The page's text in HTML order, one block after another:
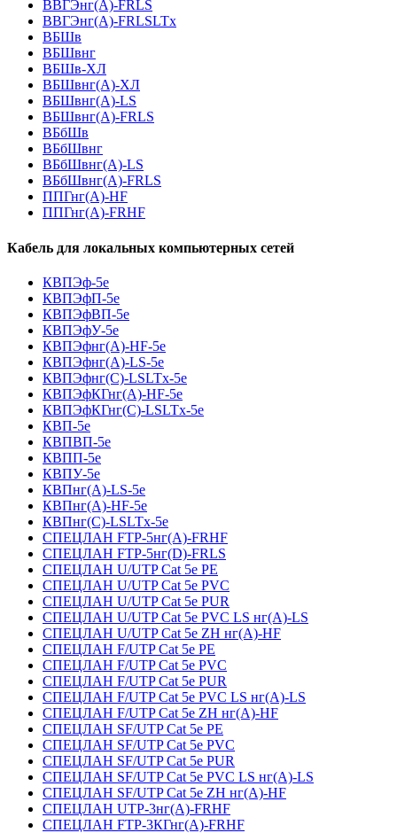
ВВГЭнг(А)-FRLS
ВВГЭнг(А)-FRLSLTx
ВБШв
ВБШвнг
ВБШв-ХЛ
ВБШвнг(A)-ХЛ
ВБШвнг(A)-LS
ВБШвнг(A)-FRLS
ВБбШв
ВБбШвнг
ВБбШвнг(A)-LS
ВБбШвнг(A)-FRLS
ППГнг(А)-HF
ППГнг(А)-FRHF
Кабель для локальных компьютерных сетей
КВПЭф-5е
КВПЭфП-5е
КВПЭфВП-5е
КВПЭфУ-5е
КВПЭфнг(А)-HF-5е
КВПЭфнг(А)-LS-5е
КВПЭфнг(С)-LSLTx-5е
КВПЭфКГнг(А)-HF-5е
КВПЭфКГнг(С)-LSLTx-5е
КВП-5е
КВПВП-5е
КВПП-5е
КВПУ-5е
КВПнг(А)-LS-5е
КВПнг(А)-HF-5е
КВПнг(С)-LSLTx-5е
СПЕЦЛАН FTP-5нг(А)-FRHF
СПЕЦЛАН FTP-5нг(D)-FRLS
СПЕЦЛАН U/UTP Cat 5e PE
СПЕЦЛАН U/UTP Cat 5e PVC
СПЕЦЛАН U/UTP Cat 5e PUR
СПЕЦЛАН U/UTP Cat 5e PVC LS нг(А)-LS
СПЕЦЛАН U/UTP Cat 5e ZH нг(А)-HF
СПЕЦЛАН F/UTP Cat 5e PE
СПЕЦЛАН F/UTP Cat 5e PVC
СПЕЦЛАН F/UTP Cat 5e PUR
СПЕЦЛАН F/UTP Cat 5e PVC LS нг(А)-LS
СПЕЦЛАН F/UTP Cat 5e ZH нг(А)-HF
СПЕЦЛАН SF/UTP Cat 5e PE
СПЕЦЛАН SF/UTP Cat 5e PVC
СПЕЦЛАН SF/UTP Cat 5e PUR
СПЕЦЛАН SF/UTP Cat 5e PVC LS нг(А)-LS
СПЕЦЛАН SF/UTP Cat 5e ZH нг(А)-HF
СПЕЦЛАН UTP-3нг(А)-FRHF
СПЕЦЛАН FTP-3КГнг(А)-FRHF